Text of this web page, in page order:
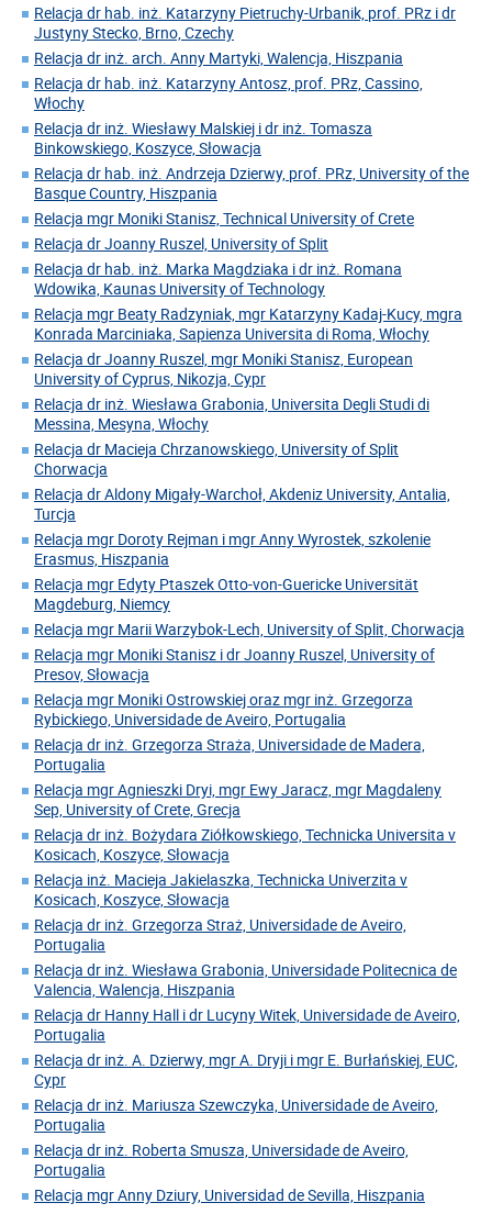
Relacja dr hab. inż. Katarzyny Pietruchy-Urbanik, prof. PRz i dr
Justyny Stecko, Brno, Czechy
Relacja dr inż. arch. Anny Martyki, Walencja, Hiszpania
Relacja dr hab. inż. Katarzyny Antosz, prof. PRz, Cassino,
Włochy
Relacja dr inż. Wiesławy Malskiej i dr inż. Tomasza
Binkowskiego, Koszyce, Słowacja
Relacja dr hab. inż. Andrzeja Dzierwy, prof. PRz, University of the
Basque Country, Hiszpania
Relacja mgr Moniki Stanisz, Technical University of Crete
Relacja dr Joanny Ruszel, University of Split
Relacja dr hab. inż. Marka Magdziaka i dr inż. Romana
Wdowika, Kaunas University of Technology
Relacja mgr Beaty Radzyniak, mgr Katarzyny Kadaj-Kucy, mgra
Konrada Marciniaka, Sapienza Universita di Roma, Włochy
Relacja dr Joanny Ruszel, mgr Moniki Stanisz, European
University of Cyprus, Nikozja, Cypr
Relacja dr inż. Wiesława Grabonia, Universita Degli Studi di
Messina, Mesyna, Włochy
Relacja dr Macieja Chrzanowskiego, University of Split
Chorwacja
Relacja dr Aldony Migały-Warchoł, Akdeniz University, Antalia,
Turcja
Relacja mgr Doroty Rejman i mgr Anny Wyrostek, szkolenie
Erasmus, Hiszpania
Relacja mgr Edyty Ptaszek Otto-von-Guericke Universität
Magdeburg, Niemcy
Relacja mgr Marii Warzybok-Lech, University of Split, Chorwacja
Relacja mgr Moniki Stanisz i dr Joanny Ruszel, University of
Presov, Słowacja
Relacja mgr Moniki Ostrowskiej oraz mgr inż. Grzegorza
Rybickiego, Universidade de Aveiro, Portugalia
Relacja dr inż. Grzegorza Straża, Universidade de Madera,
Portugalia
Relacja mgr Agnieszki Dryi, mgr Ewy Jaracz, mgr Magdaleny
Sep, University of Crete, Grecja
Relacja dr inż. Bożydara Ziółkowskiego, Technicka Universita v
Kosicach, Koszyce, Słowacja
Relacja inż. Macieja Jakielaszka, Technicka Univerzita v
Kosicach, Koszyce, Słowacja
Relacja dr inż. Grzegorza Straż, Universidade de Aveiro,
Portugalia
Relacja dr inż. Wiesława Grabonia, Universidade Politecnica de
Valencia, Walencja, Hiszpania
Relacja dr Hanny Hall i dr Lucyny Witek, Universidade de Aveiro,
Portugalia
Relacja dr inż. A. Dzierwy, mgr A. Dryji i mgr E. Burłańskiej, EUC,
Cypr
Relacja dr inż. Mariusza Szewczyka, Universidade de Aveiro,
Portugalia
Relacja dr inż. Roberta Smusza, Universidade de Aveiro,
Portugalia
Relacja mgr Anny Dziury, Universidad de Sevilla, Hiszpania